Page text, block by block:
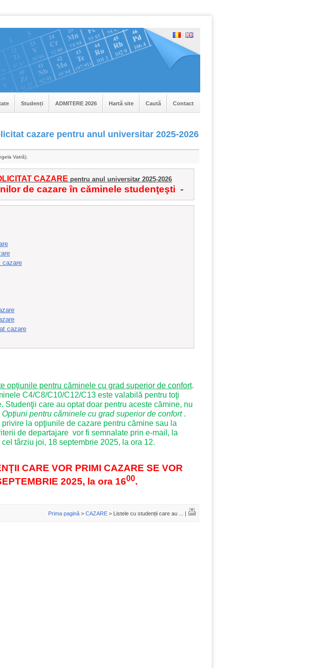
Studenți ADMITERE 2026 Hartă site Caută Contact
cazare pentru anul universitar 2025-2026
Vatră).
CAZARE pentru anul universitar 2025-2026
de cazare în căminele studenţeşti -
cazare
cazare
opţiunile pentru căminele cu grad superior de confort.
C4/C8/C10/C12/C13 este valabilă pentru toţi
Studenţii care au optat doar pentru aceste cămine, nu
Opţiuni pentru căminele cu grad superior de confort.
la opţiunile de cazare pentru cămine sau la
de departajare vor fi semnalate prin e-mail, la
târziu joi, 18 septembrie 2025, la ora 12.
CARE VOR PRIMI CAZARE SE VOR
2025, la ora 1600.
Prima pagină > CAZARE > Listele cu studenții care au ... |